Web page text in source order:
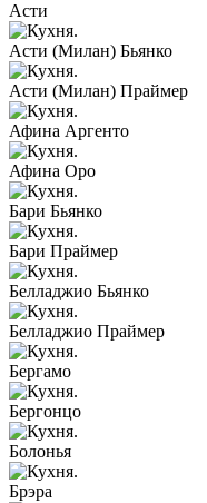
Асти
Асти (Милан) Бьянко
Асти (Милан) Праймер
Афина Аргенто
Афина Оро
Бари Бьянко
Бари Праймер
Белладжио Бьянко
Белладжио Праймер
Бергамо
Бергонцо
Болонья
Брэра